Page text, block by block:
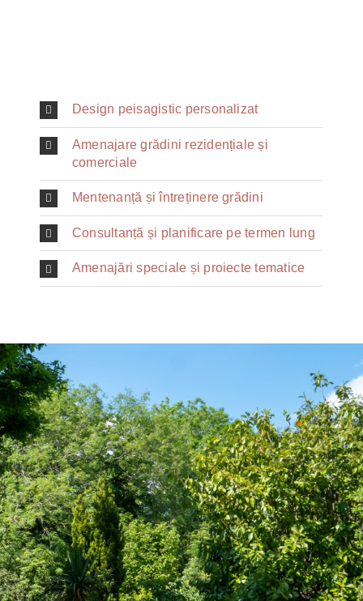
Design peisagistic personalizat
Amenajare grădini rezidențiale și
comerciale
Mentenanță și întreținere grădini
Consultanță și planificare pe termen lung
Amenajări speciale și proiecte tematice